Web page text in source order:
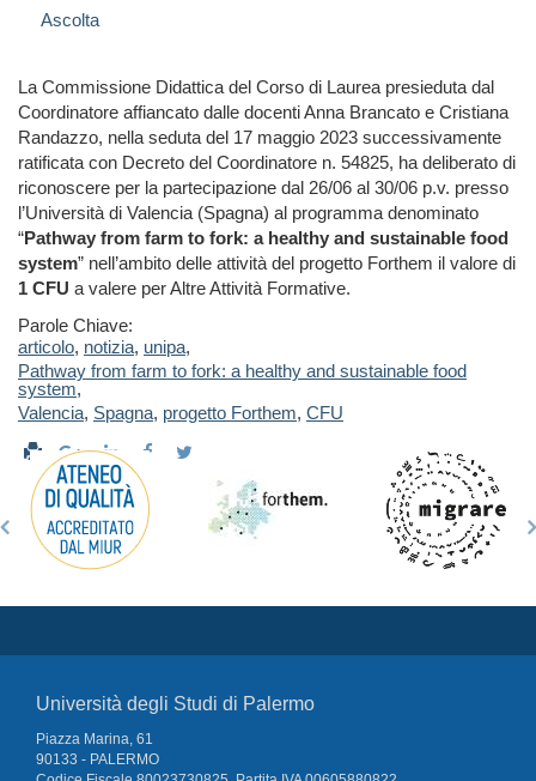
Ascolta
La Commissione Didattica del Corso di Laurea presieduta dal
Coordinatore affiancato dalle docenti Anna Brancato e Cristiana
Randazzo, nella seduta del 17 maggio 2023 successivamente
ratificata con Decreto del Coordinatore n. 54825, ha deliberato di
riconoscere per la partecipazione dal 26/06 al 30/06 p.v. presso
l’Università di Valencia (Spagna) al programma denominato
“Pathway from farm to fork: a healthy and sustainable food
system” nell’ambito delle attività del progetto Forthem il valore di
1 CFU a valere per Altre Attività Formative.
Parole Chiave:
articolo, notizia, unipa,
Pathway from farm to fork: a healthy and sustainable food
system,
Valencia, Spagna, progetto Forthem, CFU
Università degli Studi di Palermo
Piazza Marina, 61
90133 - PALERMO